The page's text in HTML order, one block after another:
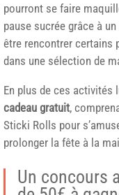
pourront se faire
pause sucrée grâce à
être rencontrer certains
dans une sélection de
En plus de ces activités
cadeau gratuit,
Sticki Rolls pour
prolonger la fête à la
Un concours